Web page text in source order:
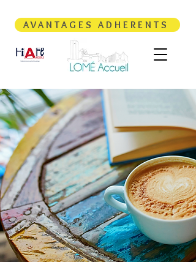
AVANTAGES ADHERENTS